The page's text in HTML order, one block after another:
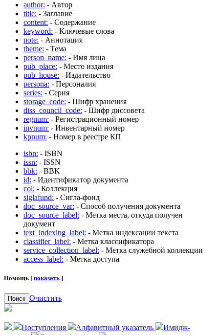
author: - Автор
title: - Заглавие
content: - Содержание
keyword: - Ключевые слова
note: - Аннотация
theme: - Тема
person_name: - Имя лица
pub_place: - Место издания
pub_house: - Издательство
persona: - Персоналия
series: - Серия
storage_code: - Шифр хранения
diss_council_code: - Шифр диссовета
regnum: - Регистрационный номер
invnum: - Инвентарный номер
kpnum: - Номер в реестре КП
isbn: - ISBN
issn: - ISSN
bbk: - BBK
id: - Идентификатор документа
col: - Коллекция
siglafund: - Сигла-фонд
doc_source_var: - Способ получения документа
doc_source_label: - Метка места, откуда получен
документ
text_indexing_label: - Метка индексации текста
classifier_label: - Метка классификатора
service_collection_label: - Метка служебной коллекции
access_label: - Метка доступа
Помощь [ показать ]
Поиск Очистить
Поступления Алфавитный указатель
Имидж-